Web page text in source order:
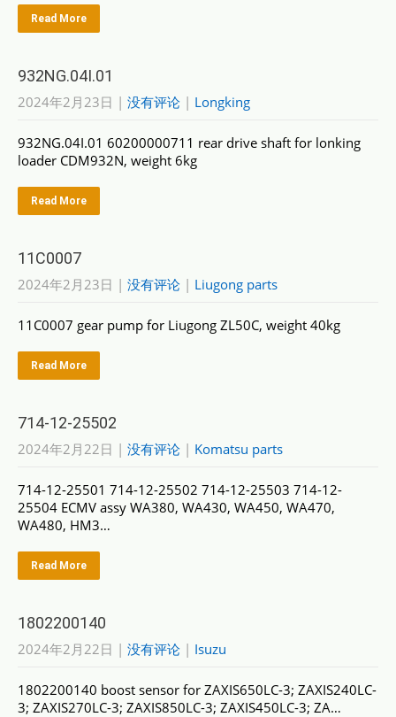
Read More
932NG.04I.01
2024年2月23日 | 没有评论 | Longking
932NG.04I.01 60200000711 rear drive shaft for lonking
loader CDM932N, weight 6kg
Read More
11C0007
2024年2月23日 | 没有评论 | Liugong parts
11C0007 gear pump for Liugong ZL50C, weight 40kg
Read More
714-12-25502
2024年2月22日 | 没有评论 | Komatsu parts
714-12-25501 714-12-25502 714-12-25503 714-12-
25504 ECMV assy WA380, WA430, WA450, WA470,
WA480, HM3…
Read More
1802200140
2024年2月22日 | 没有评论 | Isuzu
1802200140 boost sensor for ZAXIS650LC-3; ZAXIS240LC-
3; ZAXIS270LC-3; ZAXIS850LC-3; ZAXIS450LC-3; ZA…